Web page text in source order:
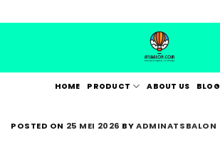
to
HOME PRODUCT ABOUT US BLOG
POSTED ON 25 MEI 2026 BYADMINATSBALON